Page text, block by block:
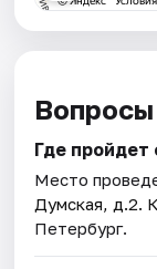
Где
Место
Думская, д.2.
Петербург.